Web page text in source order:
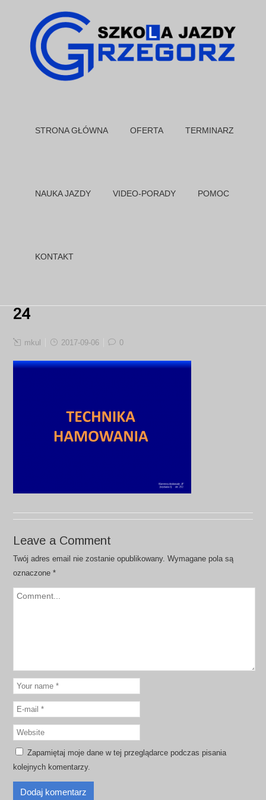
STRONA GŁÓWNA OFERTA TERMINARZ
NAUKA JAZDY VIDEO-PORADY POMOC
KONTAKT
24
mkul 2017-09-06 0
Leave a Comment
Twój adres email nie zostanie opublikowany. Wymagane pola są
oznaczone*
Zapamiętaj moje dane w tej przeglądarce podczas pisania
kolejnych komentarzy.